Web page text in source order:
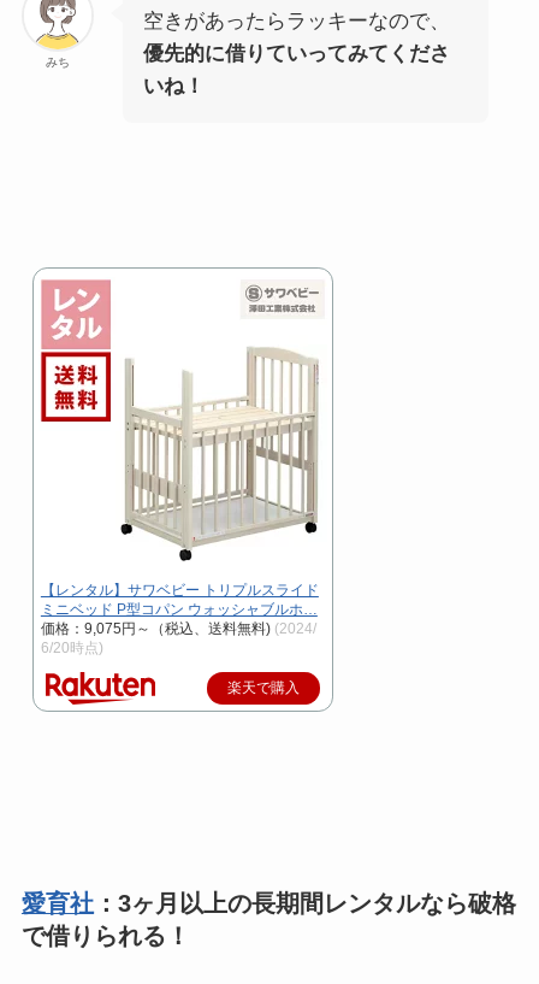
みち
空きがあったらラッキーなので、
優先的に借りていってみてくださ
いね！
【レンタル】サワベビー トリプルスライド
ミニベッド P型コパン ウォッシャブルホ…
価格：9,075円～（税込、送料無料) (2024/
6/20時点)
楽天で購入
愛育社：3ヶ月以上の長期間レンタルなら破格
で借りられる！